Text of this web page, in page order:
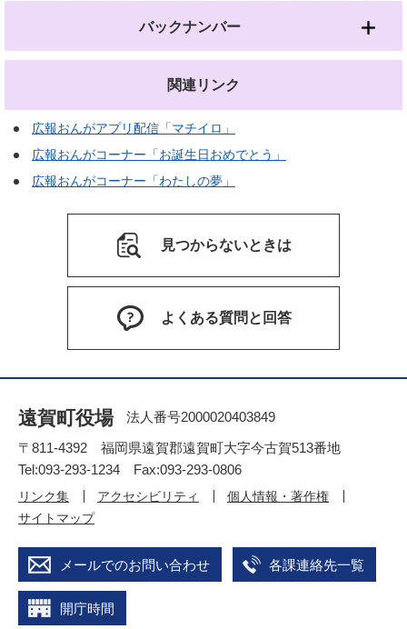
バックナンバー
関連リンク
広報おんがアプリ配信「マチイロ」
広報おんがコーナー「お誕生日おめでとう」
広報おんがコーナー「わたしの夢」
見つからないときは
よくある質問と回答
遠賀町役場
法人番号2000020403849
〒811-4392 福岡県遠賀郡遠賀町大字今古賀513番地
Tel:093-293-1234 Fax:093-293-0806
リンク集 アクセシビリティ
個人情報・著作権
サイトマップ
メールでのお問い合わせ 各課連絡先一覧
開庁時間